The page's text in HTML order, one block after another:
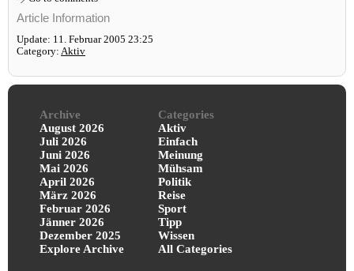
Article Information
Update: 11. Februar 2005 23:25
Category: Aktiv
Archive
August 2026
Juli 2026
Juni 2026
Mai 2026
April 2026
März 2026
Februar 2026
Jänner 2026
Dezember 2025
Explore Archive
Categories
Aktiv
Einfach
Meinung
Mühsam
Politik
Reise
Sport
Tipp
Wissen
All Categories